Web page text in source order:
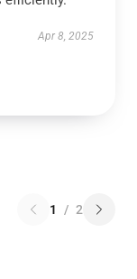
Apr 8, 2025
1 / 2